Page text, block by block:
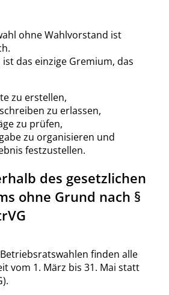
ohne Wahlvorstand ist
das einzige Gremium, das
zu erstellen,
zu erlassen,
zu prüfen,
zu organisieren und
festzustellen.
des gesetzlichen
ohne Grund nach §
finden alle
vom 1. März bis 31. Mai statt